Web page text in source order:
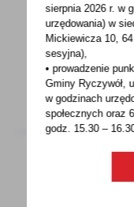
W związku ze
konkursu ofert
zawartego...
sierpnia 2026 r.w
urzędowania) w
Mickiewicza 10,
sesyjna),
• prowadzenie
Gminy Ryczywół,
w godzinach
społecznych oraz
godz. 15.30 –